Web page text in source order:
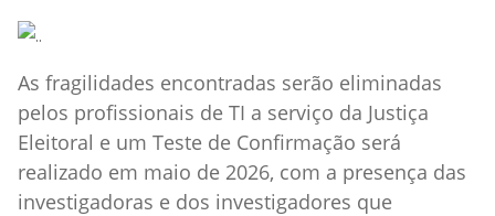
As fragilidades encontradas serão eliminadas
pelos profissionais de TI a serviço da Justiça
Eleitoral e um Teste de Confirmação será
realizado em maio de 2026, com a presença das
investigadoras e dos investigadores que